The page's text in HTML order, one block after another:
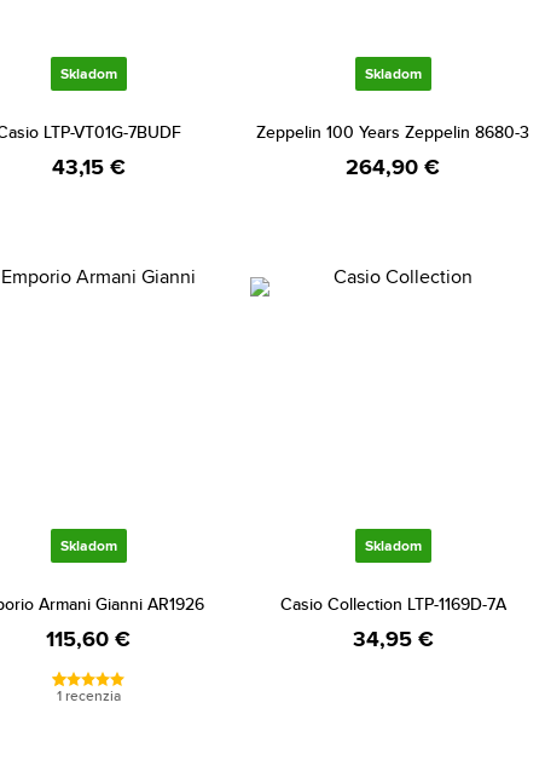
Skladom
LTP-VT01G-7BUDF
43,15 €
Skladom
Zeppelin 100 Years Zeppelin 8680-3
264,90 €
Skladom
Armani Gianni AR1926
115,60 €
1 recenzia
Skladom
Casio Collection LTP-1169D-7A
34,95 €